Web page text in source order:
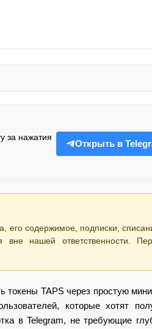
за нажатия
Открыть в
его содержимое, подписки,
нашей ответственности.
токены TAPS через простую
которые хотят
в Telegram, не требующие